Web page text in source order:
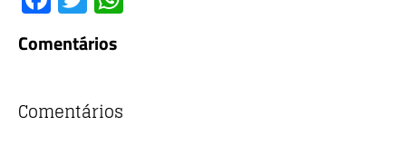
a
c
b
w
it
r
Comentários
Comentários